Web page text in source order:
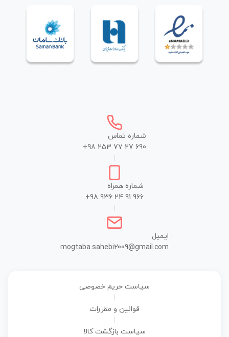
شماره تماس
+98 253 77 27 690
شماره همراه
+98 936 24 91 966
ایمیل
mogtaba.sahebi2009@gmail.com
سیاست حریم خصوصی
قوانین و مقررات
سیاست بازگشت کالا